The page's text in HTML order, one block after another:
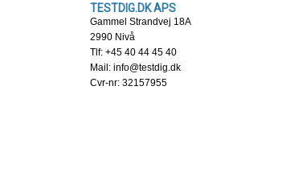
TESTDIG.DK APS
Gammel Strandvej 18A
2990 Nivå
Tlf: +45 40 44 45 40
Mail: info@testdig.dk
Cvr-nr: 32157955